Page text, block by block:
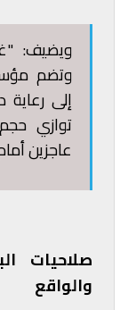
ويضيف:
وتضم
إلى
توازي
عاجزين
صلاحيات
والواقع